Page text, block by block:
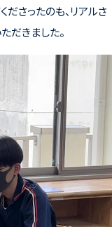
さったのも、リアルさ
だきました。